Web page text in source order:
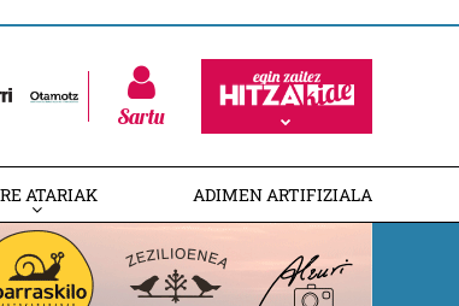
Sartu
ATARIAK ADIMEN ARTIFIZIALA